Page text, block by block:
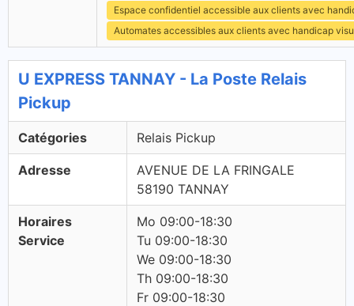
Espace confidentiel accessible aux clients avec
Automates accessibles aux clients avec handicap
U EXPRESS TANNAY - La Poste Relais
Pickup
Catégories Relais Pickup
Adresse
AVENUE DE LA FRINGALE
58190 TANNAY
Horaires
Service
Mo 09:00-18:30
Tu 09:00-18:30
We 09:00-18:30
Th 09:00-18:30
Fr 09:00-18:30